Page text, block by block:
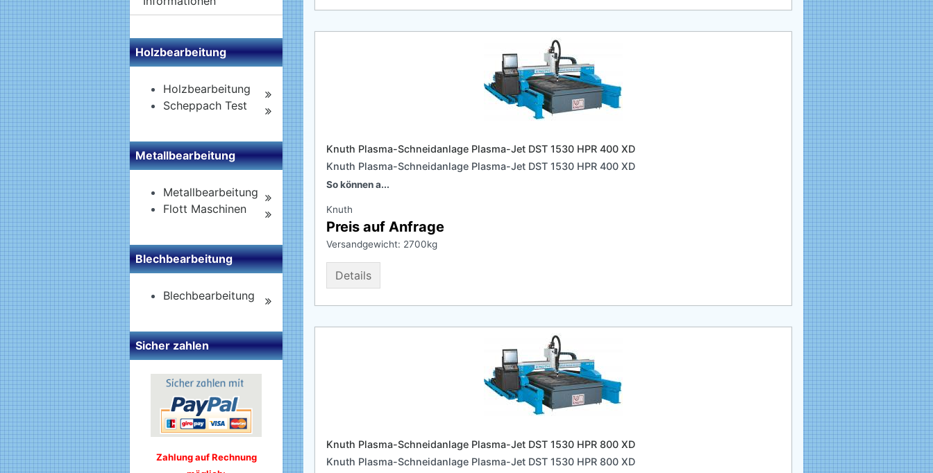
Holzbearbeitung
Holzbearbeitung
Scheppach Test
Metallbearbeitung
Metallbearbeitung
Flott Maschinen
Blechbearbeitung
Blechbearbeitung
Sicher zahlen
Zahlung auf Rechnung
Knuth Plasma-Schneidanlage Plasma-Jet DST 1530 HPR 400 XD
Knuth Plasma-Schneidanlage Plasma-Jet DST 1530 HPR 400 XD
So können a...
Knuth
Preis auf Anfrage
Versandgewicht: 2700kg
Details
Knuth Plasma-Schneidanlage Plasma-Jet DST 1530 HPR 800 XD
Knuth Plasma-Schneidanlage Plasma-Jet DST 1530 HPR 800 XD